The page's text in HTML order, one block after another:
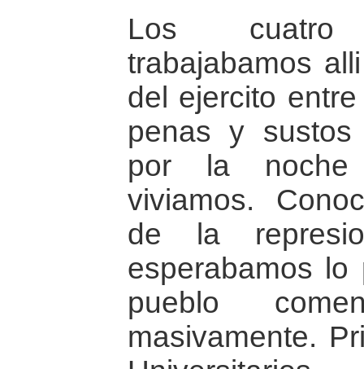
Los cuatro
trabajabamos
del ejercito
penas y
por la
viviamos.
de la
esperabamos
pueblo
masivamente.